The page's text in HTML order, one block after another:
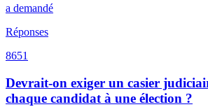
a demandé
Réponses
8651
Devrait-on exiger un casier
chaque candidat à une élection ?